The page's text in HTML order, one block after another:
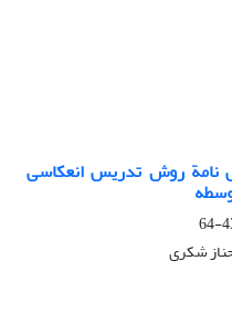
نامة روش تدریس انعکاسی
شکری